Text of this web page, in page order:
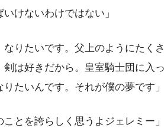
いけないわけではない」
なりたいです。父上のようにた
剣は好きだから。皇室騎士団に入
りたいんです。それが僕の夢です」
ことを誇らしく思うよジェレミー」